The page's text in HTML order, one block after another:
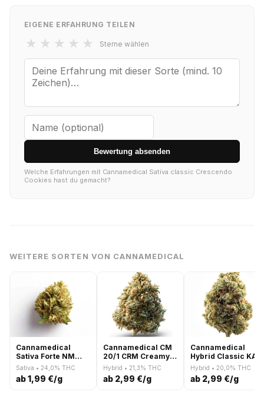
EIGENE ERFAHRUNG TEILEN
★ ★ ★ ★ ★ Sterne wählen
Bewertung absenden
Welche Erfahrungen mit Cannamedical Sativa classic Crescendo
Cookies hast du gemacht?
WEITERE SORTEN VON CANNAMEDICAL
Cannamedical
Sativa Forte NM
Wedding Tree
Sativa • 24,0% THC
ab 1,99 €/g
Cannamedical CM
20/1 CRM Creamy
Kees No.5
Hybrid • 21,3% THC
ab 2,99 €/g
Cannamedical
Hybrid Classic KA
Ring of Sour
Hybrid • 20,0% THC
ab 2,99 €/g